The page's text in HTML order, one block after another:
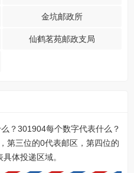
金坑邮政所
仙鹤茗苑邮政支局
？301904每个数字代表什么？
第三位的0代表邮区，第四位的
体投递区域。